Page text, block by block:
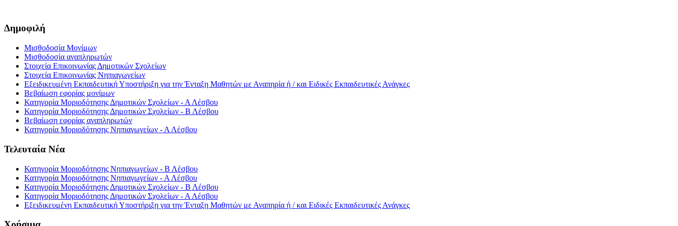
Δημοφιλή
Μισθοδοσία Μονίμων
Μισθοδοσία αναπληρωτών
Στοιχεία Επικοινωνίας Δημοτικών Σχολείων
Στοιχεία Επικοινωνίας Νηπιαγωγείων
Εξειδικευμένη Εκπαιδευτική Υποστήριξη για την Ένταξη Μαθητών με Αναπηρία ή / και Eιδικές Εκπαιδευτικές Ανάγκες
Βεβαίωση εφορίας μονίμων
Κατηγορία Μοριοδότησης Δημοτικών Σχολείων - Α Λέσβου
Κατηγορία Μοριοδότησης Δημοτικών Σχολείων - Β Λέσβου
Βεβαίωση εφορίας αναπληρωτών
Κατηγορία Μοριοδότησης Νηπιαγωγείων - Α Λέσβου
Τελευταία Νέα
Κατηγορία Μοριοδότησης Νηπιαγωγείων - Β Λέσβου
Κατηγορία Μοριοδότησης Νηπιαγωγείων - Α Λέσβου
Κατηγορία Μοριοδότησης Δημοτικών Σχολείων - Β Λέσβου
Κατηγορία Μοριοδότησης Δημοτικών Σχολείων - Α Λέσβου
Εξειδικευμένη Εκπαιδευτική Υποστήριξη για την Ένταξη Μαθητών με Αναπηρία ή / και Eιδικές Εκπαιδευτικές Ανάγκες